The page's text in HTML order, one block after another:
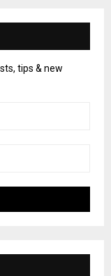
tips & new